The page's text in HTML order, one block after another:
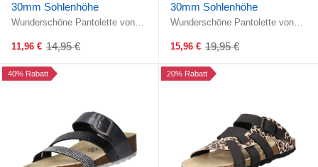
30mm Sohlenhöhe
Wunderschöne Pantolette von
über dem Rist ermöglichen ein ...
11,96 €
Old
14,95 €
30mm Sohlenhöhe
Wunderschöne Pantolette von
über dem Rist ermöglichen ein ...
15,96 €
Old
19,95 €
40% Rabatt 20% Rabatt